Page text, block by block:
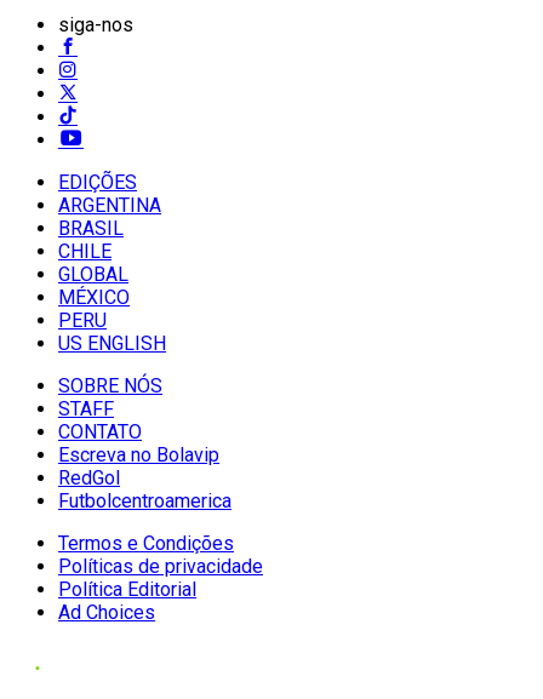
siga-nos
EDIÇÕES
ARGENTINA
BRASIL
CHILE
GLOBAL
MÉXICO
PERU
US ENGLISH
SOBRE NÓS
STAFF
CONTATO
Escreva no Bolavip
RedGol
Futbolcentroamerica
Termos e Condições
Políticas de privacidade
Política Editorial
Ad Choices